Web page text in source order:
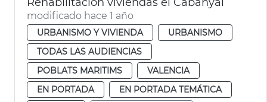
modificado hace 1 año
URBANISMO Y VIVIENDA
URBANISMO
TODAS LAS AUDIENCIAS
POBLATS MARITIMS
VALENCIA
EN PORTADA
EN PORTADA TEMÁTICA